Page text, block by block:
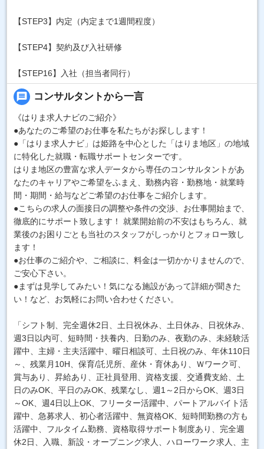
【STEP3】内定（内定まで1週間程度）
【STEP4】契約及び入社研修
【STEP16】入社（担当者同行）
message コンサルタントから一言
《はりま求人ナビのご紹介》
●あなたのご希望のお仕事を私たちがお探しします！
●「はりま求人ナビ」は姫路を中心とした「はりま地区」の地域
に特化した就職・転職サポートセンターです。
はりま地区の豊富な求人データから専任のコンサルタントがあ
なたのキャリアやご希望をふまえ、勤務内容・勤務地・就業時
間・期間・給与などご希望のお仕事をご紹介します。
●こちらの求人の面接日の調整や条件の交渉、お仕事開始まで、
徹底的にサポート致します！ 就業開始前の不安はもちろん、就
業後のお困りごとも当社のスタッフがしっかりとフォロー致し
ます！
●お仕事のご紹介や、ご相談に、料金は一切かかりませんので、
ご安心下さい。
●まずは見学してみたい！気になる施設があって詳細が聞きた
い！など、お気軽にお問い合わせください。
「シフト制、完全週休2日、土日祝休み、土日休み、日祝休み、
週3日以内可、短時間・扶養内、日勤のみ、夜勤のみ、未経験活
躍中、主婦・主夫活躍中、曜日相談可、土日祝のみ、年休110日
～、残業月10H、保育/託児所、産休・育休あり、Ｗワーク可、
賞与あり、昇給あり、正社員登用、資格支援、交通費支給、土
日のみOK、平日のみOK、残業なし、週1～2日からOK、週3日
～OK、週4日以上OK、フリーター活躍中、パートアルバイト活
躍中、急募求人、初心者活躍中、無資格OK、短時間勤務の方も
活躍中、フルタイム勤務、資格取得サポート制度あり、完全週
休2日、入職、新設・オープニング求人、ハローワーク求人、主